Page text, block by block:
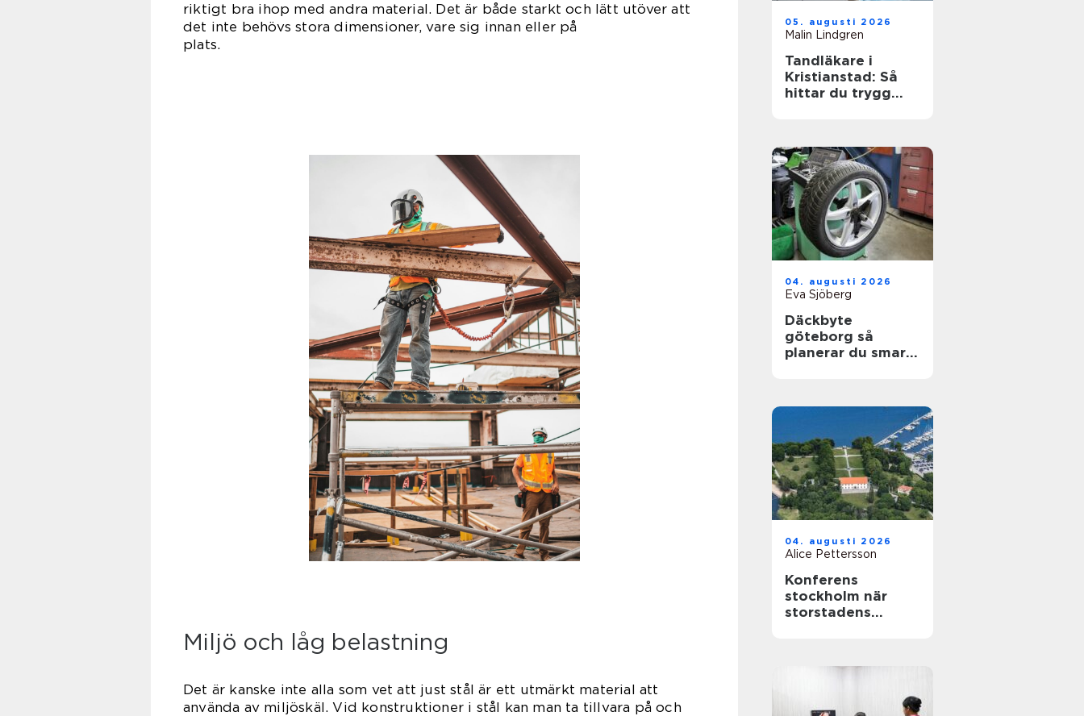
riktigt bra ihop med andra material. Det är både starkt och lätt utöver att
det inte behövs stora dimensioner, vare sig innan eller på
plats.
Miljö och låg belastning
Det är kanske inte alla som vet att just stål är ett utmärkt material att
använda av miljöskäl. Vid konstruktioner i stål kan man ta tillvara på och
05. augusti 2026
Malin Lindgren
Tandläkare i
Kristianstad: Så
hittar du trygg
04. augusti 2026
Eva Sjöberg
Däckbyte
göteborg så
planerar du smart
04. augusti 2026
Alice Pettersson
Konferens
stockholm när
storstadens